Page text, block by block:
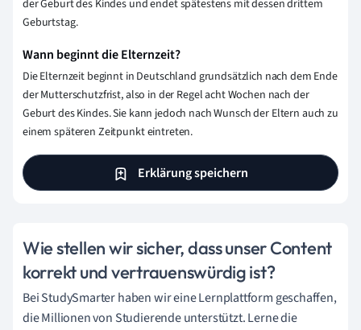
der Geburt des Kindes und endet spätestens mit dessen drittem
Geburtstag.
Wann beginnt die Elternzeit?
Die Elternzeit beginnt in Deutschland grundsätzlich nach dem Ende
der Mutterschutzfrist, also in der Regel acht Wochen nach der
Geburt des Kindes. Sie kann jedoch nach Wunsch der Eltern auch zu
einem späteren Zeitpunkt eintreten.
Erklärung speichern
Wie stellen wir sicher, dass unser Content
korrekt und vertrauenswürdig ist?
Bei StudySmarter haben wir eine Lernplattform geschaffen,
die Millionen von Studierende unterstützt. Lerne die